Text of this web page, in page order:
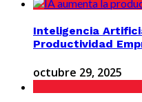
Inteligencia
Productividad
octubre 29, 2025